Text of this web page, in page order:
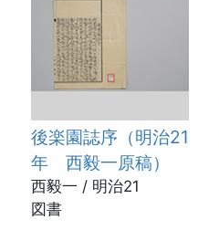
後楽園誌序（明治21
年 西毅一原稿）
西毅一 / 明治21
図書